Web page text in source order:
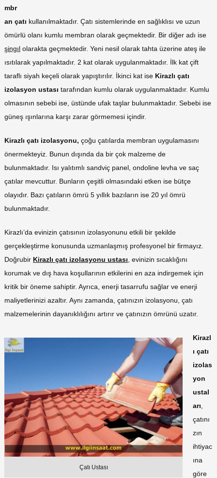
mbr
an çatı kullanılmaktadır. Çatı sistemlerinde en sağlıklısı ve uzun
ömürlü olanı kumlu membran olarak geçmektedir. Bir diğer adı ise
şingıl olarakta geçmektedir. Yeni nesil olarak tahta üzerine ateş ile
ısıtılarak yapılmaktadır. 2 kat olarak uygulanmaktadır. İlk kat çift
taraflı siyah keçeli olarak yapıştırılır. İkinci kat ise Kirazlı çatı
izolasyon ustası tarafından kumlu olarak uygulanmaktadır. Kumlu
olmasının sebebi ise, üstünde ufak taşlar bulunmaktadır. Sebebi ise
güneş ışınlarına karşı zarar görmemesi içindir.
Kirazlı çatı izolasyonu, çoğu çatılarda membran uygulamasını
önermekteyiz. Bunun dışında da bir çok malzeme de
bulunmaktadır. Isı yalıtımlı sandviç panel, ondoline levha ve saç
çatılar mevcuttur. Bunların çeşitli olmasındaki etken ise bütçe
olayıdır. Bazı çatıların ömrü 5 yıllık bazıların ise 20 yıl ömrü
bulunmaktadır.
Kirazlı’da evinizin çatısının izolasyonunu etkili bir şekilde
gerçekleştirme konusunda uzmanlaşmış profesyonel bir firmayız.
Doğrubir Kirazlı çatı izolasyonu ustası , evinizin sıcaklığını
korumak ve dış hava koşullarının etkilerini en aza indirgemek için
kritik bir öneme sahiptir. Ayrıca, enerji tasarrufu sağlar ve enerji
maliyetlerinizi azaltır. Aynı zamanda, çatınızın izolasyonu, çatı
malzemelerinin dayanıklılığını artırır ve çatınızın ömrünü uzatır.
Çatı Ustası
Kirazl
ı çatı
izolas
yon
ustal
arı
çatını
zın
ihtiyac
ına
göre